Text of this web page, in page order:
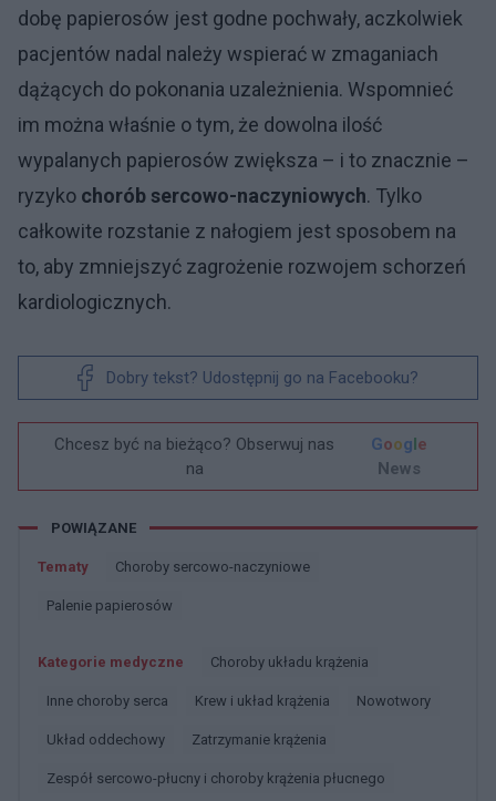
dobę papierosów jest godne pochwały, aczkolwiek
pacjentów nadal należy wspierać w zmaganiach
dążących do pokonania uzależnienia. Wspomnieć
im można właśnie o tym, że dowolna ilość
wypalanych papierosów zwiększa – i to znacznie –
ryzyko chorób sercowo-naczyniowych. Tylko
całkowite rozstanie z nałogiem jest sposobem na
to, aby zmniejszyć zagrożenie rozwojem schorzeń
kardiologicznych.
Dobry tekst? Udostępnij go na Facebooku?
Chcesz być na bieżąco? Obserwuj nas
na
Google
News
POWIĄZANE
Tematy Choroby sercowo-naczyniowe
Palenie papierosów
Kategorie medyczne Choroby układu krążenia
Inne choroby serca Krew i układ krążenia Nowotwory
Układ oddechowy Zatrzymanie krążenia
Zespół sercowo-płucny i choroby krążenia płucnego